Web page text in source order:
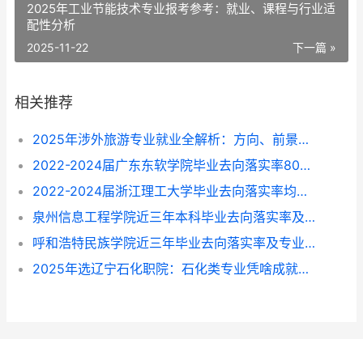
2025年工业节能技术专业报考参考：就业、课程与行业适
配性分析
下一篇 »
2025-11-22
相关推荐
2025年涉外旅游专业就业全解析：方向、前景与选择指南
2022-2024届广东东软学院毕业去向落实率80%-87%，这些专业找工作更顺？
2022-2024届浙江理工大学毕业去向落实率均超96%，就业方向与专业选择指南
泉州信息工程学院近三年本科毕业去向落实率及专业就业前景解析（2022-2024）
呼和浩特民族学院近三年毕业去向落实率及专业就业情况解析（2022-2024）
2025年选辽宁石化职院：石化类专业凭啥成就业“香饽饽”？附专业挑拣指南